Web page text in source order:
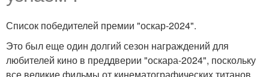
Список победителей премии "оскар-2024".
Это был еще один долгий сезон награждений для
любителей кино в преддверии "оскара-2024", поскольку